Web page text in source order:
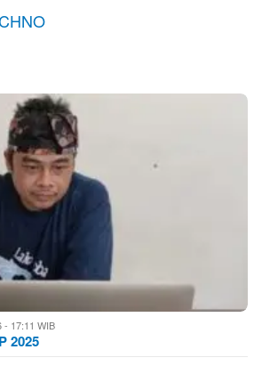
- 17:11 WIB
2025